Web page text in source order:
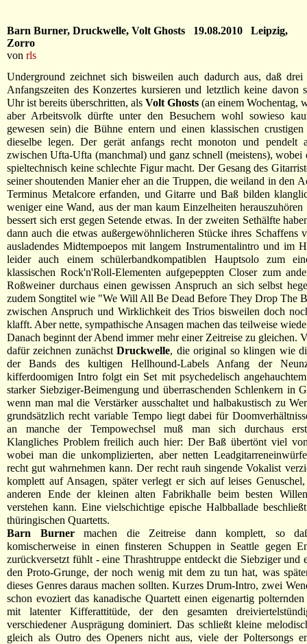
Barn Burner, Druckwelle, Volt Ghosts 19.08.2010 Leipzig,
Zorro
von rls
Underground zeichnet sich bisweilen auch dadurch aus, daß drei
Anfangszeiten des Konzertes kursieren und letztlich keine davon
Uhr ist bereits überschritten, als Volt Ghosts (an einem Wochentag,
aber Arbeitsvolk dürfte unter den Besuchern wohl sowieso
gewesen sein) die Bühne entern und einen klassischen
dieselbe legen. Der gerät anfangs recht monoton und pendelt
zwischen Ufta-Ufta (manchmal) und ganz schnell (meistens), wobei
spieltechnisch keine schlechte Figur macht. Der Gesang des
seiner shoutenden Manier eher an die Truppen, die weiland in den
Terminus Metalcore erfanden, und Gitarre und Baß bilden
weniger eine Wand, aus der man kaum Einzelheiten herauszuhören
bessert sich erst gegen Setende etwas. In der zweiten Sethälfte
dann auch die etwas außergewöhnlicheren Stücke ihres Schaffens
ausladendes Midtempoepos mit langem Instrumentalintro und im
leider auch einem schülerbandkompatiblen Hauptsolo zum
klassischen Rock'n'Roll-Elementen aufgepeppten Closer zum
Roßweiner durchaus einen gewissen Anspruch an sich selbst
zudem Songtitel wie "We Will All Be Dead Before They Drop The
zwischen Anspruch und Wirklichkeit des Trios bisweilen doch
klafft. Aber nette, sympathische Ansagen machen das teilweise
Danach beginnt der Abend immer mehr einer Zeitreise zu gleichen.
dafür zeichnen zunächstDruckwelle, die original so klingen wie
der Bands des kultigen Hellhound-Labels Anfang der
kifferdoomigen Intro folgt ein Set mit psychedelisch
starker Siebziger-Beimengung und überraschenden Schlenkern in
wenn man mal die Verstärker ausschaltet und halbakustisch zu
grundsätzlich recht variable Tempo liegt dabei für
an manche der Tempowechsel muß man sich durchaus
Klangliches Problem freilich auch hier: Der Baß übertönt viel
wobei man die unkomplizierten, aber netten
recht gut wahrnehmen kann. Der recht rauh singende Vokalist
komplett auf Ansagen, später verlegt er sich auf leises
anderen Ende der kleinen alten Fabrikhalle beim besten
verstehen kann. Eine vielschichtige epische Halbballade
thüringischen Quartetts.
Barn Burnermachen die Zeitreise dann komplett, so
komischerweise in einen finsteren Schuppen in Seattle gegen
zurückversetzt fühlt - eine Thrashtruppe entdeckt die Siebziger und
den Proto-Grunge, der noch wenig mit dem zu tun hat, was
dieses Genres daraus machen sollten. Kurzes Drum-Intro, zwei
schon evoziert das kanadische Quartett einen eigenartig
mit latenter Kifferattitüde, der den gesamten
verschiedener Ausprägung dominiert. Das schließt kleine
gleich als Outro des Openers nicht aus, viele der Poltersongs